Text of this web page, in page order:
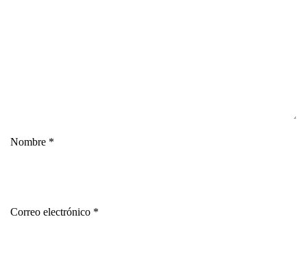
Nombre *
Correo electrónico *